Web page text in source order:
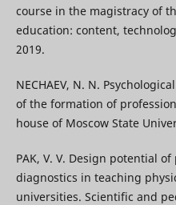
course in the magistracy of
education: content,
2019.
NECHAEV, N. N.
of the formation of
house of Moscow State
PAK, V. V. Design potential
diagnostics in teaching
universities. Scientific and